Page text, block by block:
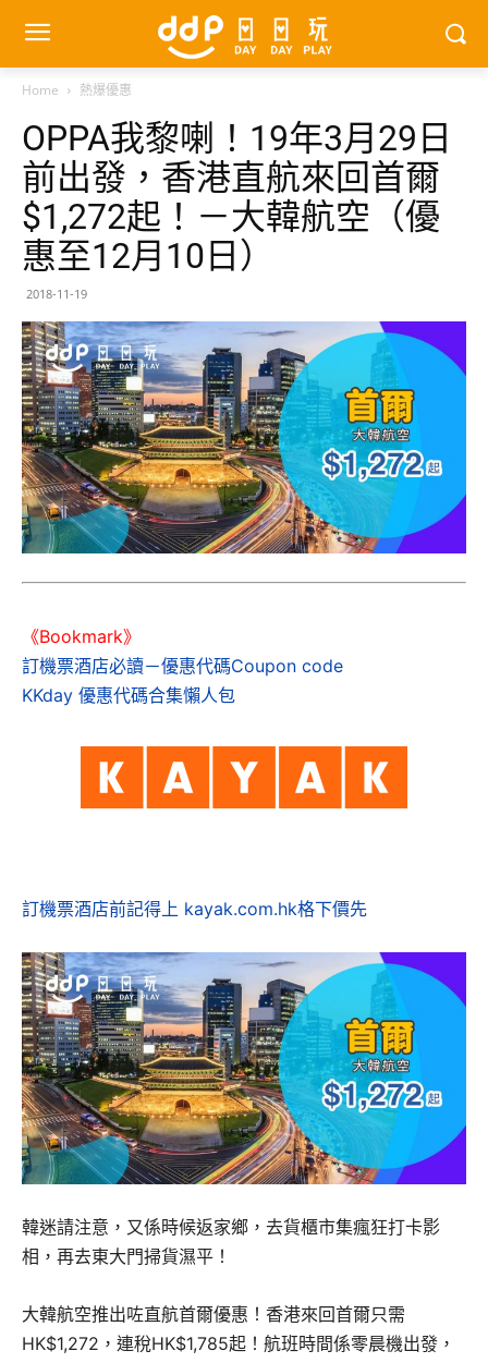
Home 熱爆優惠
OPPA我黎喇！19年3月29日
前出發，香港直航來回首爾
$1,272起！－大韓航空（優
惠至12月10日）
2018-11-19
《Bookmark》
訂機票酒店必讀－優惠代碼Coupon code
KKday 優惠代碼合集懶人包
訂機票酒店前記得上 kayak.com.hk格下價先
韓迷請注意，又係時候返家鄉，去貨櫃市集瘋狂打卡影
相，再去東大門掃貨濕平！
大韓航空推出咗直航首爾優惠！香港來回首爾只需
HK$1,272，連稅HK$1,785起！航班時間係零晨機出發，